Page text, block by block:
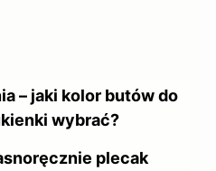
– jaki kolor butów do
wybrać?
plecak